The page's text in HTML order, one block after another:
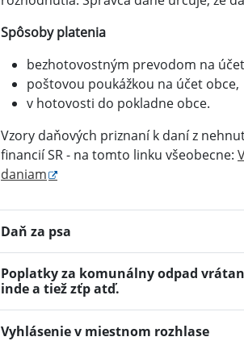
Spôsoby platenia
bezhotovostným prevodom na
poštovou poukážkou na účet obce,
v hotovosti do pokladne obce.
Vzory daňových priznaní k daní z
financií SR - na tomto linku všeobecne:
daniam
Daň za psa
Poplatky za komunálny odpad
inde a tiež zťp atď.
Vyhlásenie v miestnom rozhlase